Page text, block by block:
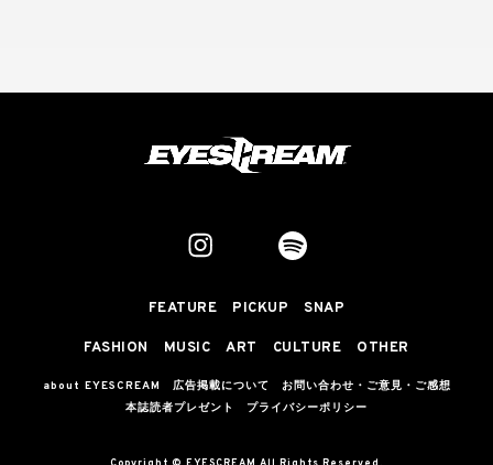
FEATURE PICKUP SNAP
FASHION MUSIC ART CULTURE OTHER
about EYESCREAM 広告掲載について
お問い合わせ・ご意見・ご感想
本誌読者プレゼント
プライバシーポリシー